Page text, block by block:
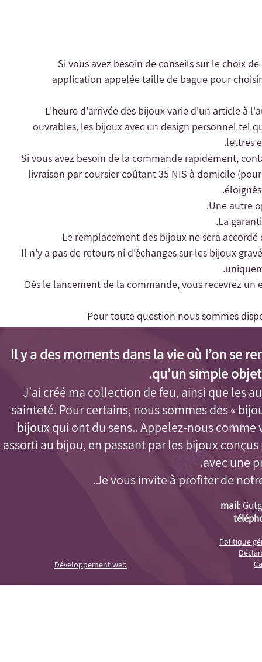
- Si vous avez besoin de conseils sur le choix
application appelée taille de bague pour
- L'heure d'arrivée des bijoux varie d'un article à
ouvrables, les bijoux avec un design personnel tel
lettres
livraison par coursier coûtant 35 NIS à domicile
Une autre
- Il n'y a pas de retours ni d'échanges sur les bijoux
- Dès le lancement de la commande, vous recevrez
Pour toute question nous sommes
Il y a des moments dans la vie où l’on se
qu’un simple
J'ai créé ma collection de feu, ainsi que les
sainteté. Pour certains, nous sommes des «
bijoux qui ont du sens.. Appelez-nous
assorti au bijou, en passant par les bijoux
avec une
Je vous invite à profiter de
mail:
Développement web
Politique